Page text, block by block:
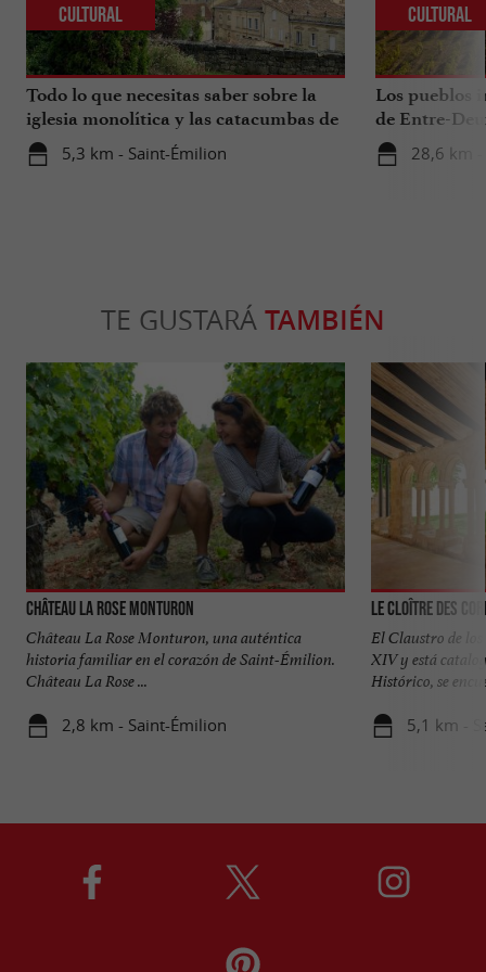
Todo lo que necesitas saber sobre la
iglesia monolítica y las catacumbas de
Saint-Émilion.
5,3 km - Saint-Émilion
Cultural
Los pueblos
de Entre-
28,6 km -
Cultural
TE GUSTARÁ TAMBIÉN
Château La Rose Monturon
Château La Rose Monturon, una auténtica
historia familiar en el corazón de Saint-Émilion.
Château La Rose ...
2,8 km - Saint-Émilion
Le Cloître des
El Claustro de
XIV y está
Histórico, se
5,1 km -